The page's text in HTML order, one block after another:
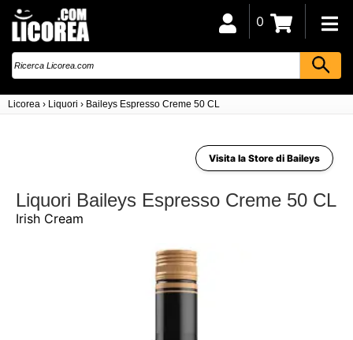
Licorea › Liquori › Baileys Espresso Creme 50 CL
0
Visita la Store di Baileys
Liquori Baileys Espresso Creme 50 CL
Irish Cream